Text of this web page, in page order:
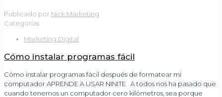
Publicado por Nick Marketing
Categorías
Marketing Digital
Cómo instalar programas fácil
Cómo instalar programas fácil después de formatear mi
computador APRENDE A USAR NINITE A todos nos ha pasado que
cuando tenemos un computador cero kilómetros, sea porque